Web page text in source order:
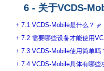
6 - 关于VCDS-
7.1 VCDS-Mobile是什么？
7.2 需要哪些设备才能使用
7.3 VCDS-Mobile使用简单吗
7.4 VCDS-Mobile具体有哪些